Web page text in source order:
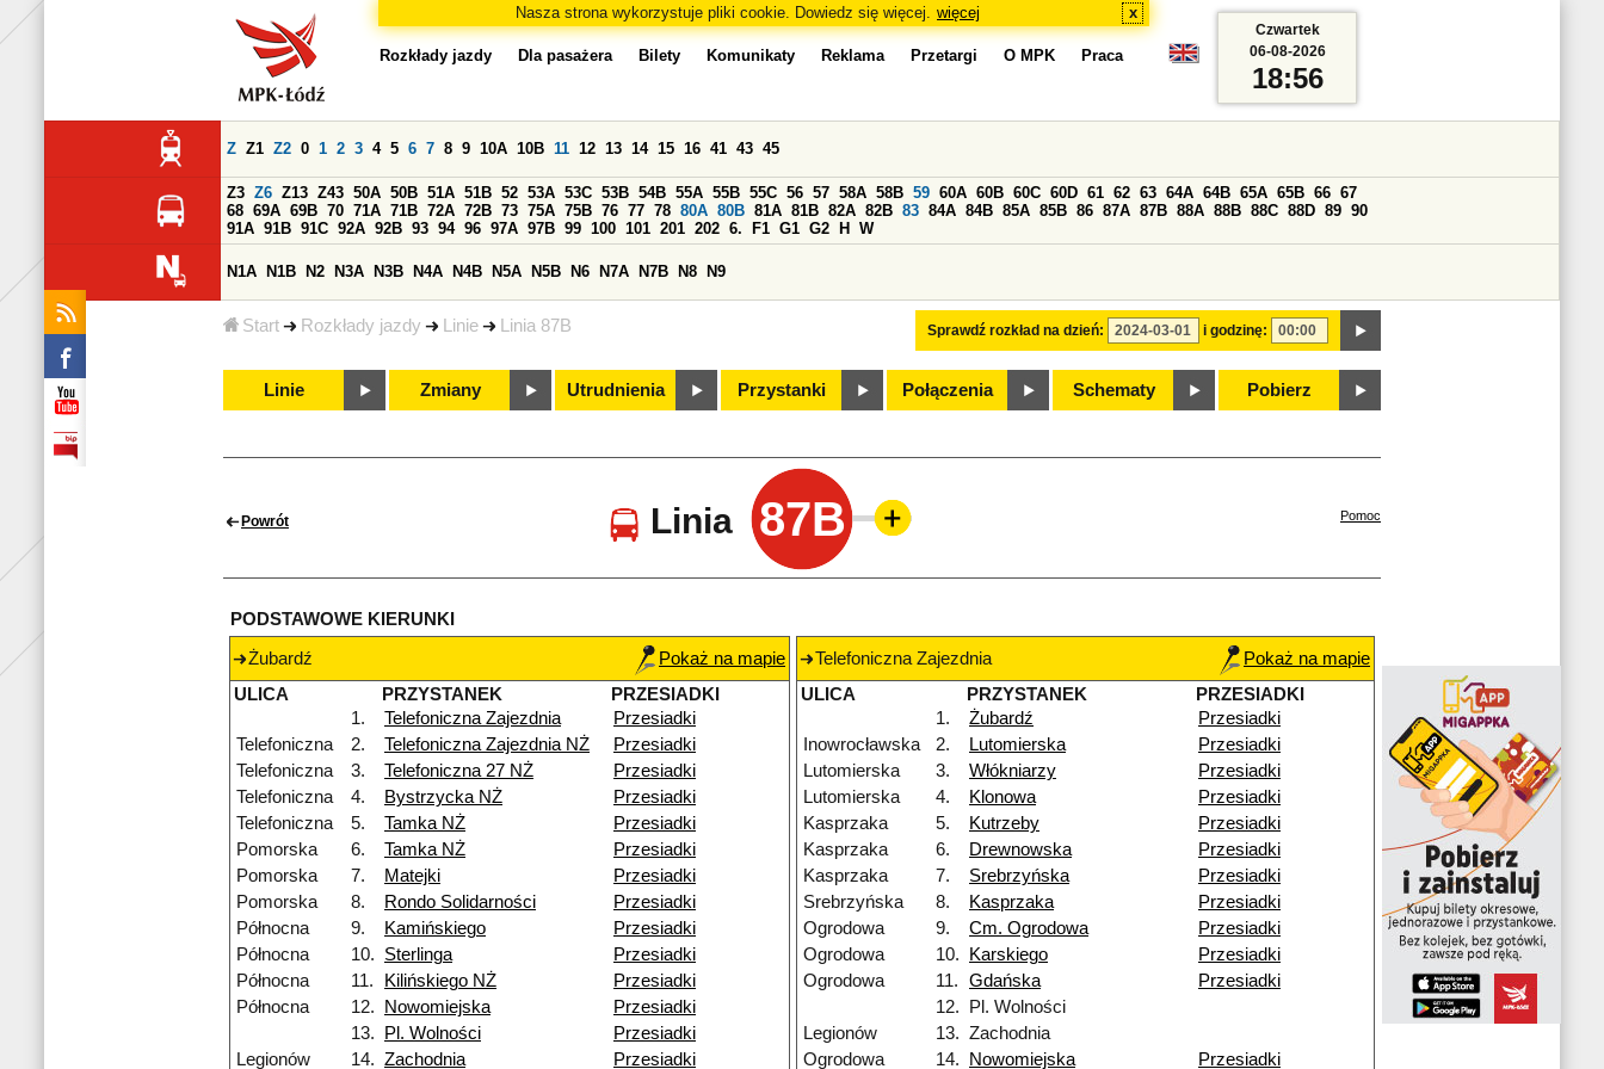
Nasza strona wykorzystuje pliki cookie. Dowiedz się więcej. więcej x
Start Rozkłady jazdy Linie Linia 87B
Rozkłady jazdy Dla pasażera Bilety Komunikaty Reklama Przetargi O MPK Praca
Sprawdź rozkład na dzień: i godzinę:
Z Z1 Z2 0 1 2 3 4 5 6 7 8 9 10A 10B 11 12 13 14 15 16 41 43 45
Z3 Z6 Z13 Z43 50A 50B 51A 51B 52 53A 53C 53B 54B 55A 55B 55C 56 57 58A 58B 59 60A 60B 60C 60D 61 62 63 64A 64B 65A 65B 66 67
68 69A 69B 70 71A 71B 72A 72B 73 75A 75B 76 77 78 80A 80B 81A 81B 82A 82B 83 84A 84B 85A 85B 86 87A 87B 88A 88B 88C 88D 89 90
91A 91B 91C 92A 92B 93 94 96 97A 97B 99 100 101 201 202 6. F1 G1 G2 H W
N1A N1B N2 N3A N3B N4A N4B N5A N5B N6 N7A N7B N8 N9
Linie Zmiany Utrudnienia Przystanki Połączenia Schematy Pobierz
Czwartek
06-08-2026
18:56
Powrót Linia 87B Pomoc
PODSTAWOWE KIERUNKI
Żubardź
Pokaż na mapie
ULICA
PRZYSTANEK
PRZESIADKI
1.
Telefoniczna Zajezdnia
Przesiadki
Telefoniczna
2. Telefoniczna Zajezdnia NŻ
Przesiadki
Telefoniczna
3. Telefoniczna 27 NŻ
Przesiadki
Telefoniczna
4. Bystrzycka NŻ
Przesiadki
Telefoniczna
5. Tamka NŻ
Przesiadki
Pomorska
6. Tamka NŻ
Przesiadki
Pomorska
7. Matejki
Przesiadki
Pomorska
8. Rondo Solidarności
Przesiadki
Północna
9. Kamińskiego
Przesiadki
Północna
10. Sterlinga
Przesiadki
Północna
11. Kilińskiego NŻ
Przesiadki
Północna
12. Nowomiejska
Przesiadki
13.
Pl. Wolności
Przesiadki
Legionów
14. Zachodnia Przesiadki
Telefoniczna Zajezdnia
Pokaż na mapie
ULICA
PRZYSTANEK
PRZESIADKI
1.
Żubardź
Przesiadki
Inowrocławska
2. Lutomierska
Przesiadki
Lutomierska
3. Włókniarzy
Przesiadki
Lutomierska
4. Klonowa
Przesiadki
Kasprzaka
5. Kutrzeby
Przesiadki
Kasprzaka
6. Drewnowska
Przesiadki
Kasprzaka
7. Srebrzyńska
Przesiadki
Srebrzyńska
8. Kasprzaka
Przesiadki
Ogrodowa
9. Cm. Ogrodowa
Przesiadki
Ogrodowa
10. Karskiego
Przesiadki
Ogrodowa
11. Gdańska
Przesiadki
12.
Pl. Wolności
Legionów
13. Zachodnia
Ogrodowa
14. Nowomiejska Przesiadki